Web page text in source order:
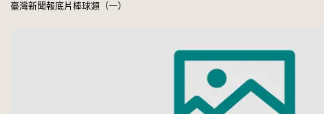
臺灣新聞報底片棒球類（一）